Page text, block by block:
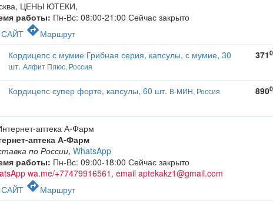
ЦЕНЫ ЮТЕКИ,
работы: Пн-Вс: 08:00-21:00 Сейчас закрыто
САЙТ directionsМаршрут
Кордицепс с мумие Грибная серия, капсулы, с мумие, 30
шт. Алфит Плюс, Россия
371
Кордицепс супер форте, капсулы, 60 шт. В-МИН, Россия 890
аптека А-Фарм
по России, WhatsApp
работы: Пн-Вс: 09:00-18:00 Сейчас закрыто
wa.me/+77479916561, email aptekakz1@gmail.com
САЙТ directionsМаршрут